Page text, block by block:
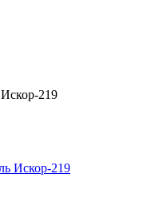
219